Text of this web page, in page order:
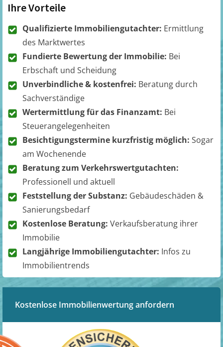
Ihre Vorteile
Qualifizierte Immobiliengutachter: Ermittlung
des Marktwertes
Fundierte Bewertung der Immobilie: Bei
Erbschaft und Scheidung
Unverbindliche & kostenfrei: Beratung durch
Sachverständige
Wertermittlung für das Finanzamt: Bei
Steuerangelegenheiten
Besichtigungstermine kurzfristig möglich: Sogar
am Wochenende
Beratung zum Verkehrswertgutachten:
Professionell und aktuell
Feststellung der Substanz: Gebäudeschäden &
Sanierungsbedarf
Kostenlose Beratung: Verkaufsberatung ihrer
Immobilie
Langjährige Immobiliengutachter: Infos zu
Immobilientrends
Kostenlose Immobilienwertung anfordern